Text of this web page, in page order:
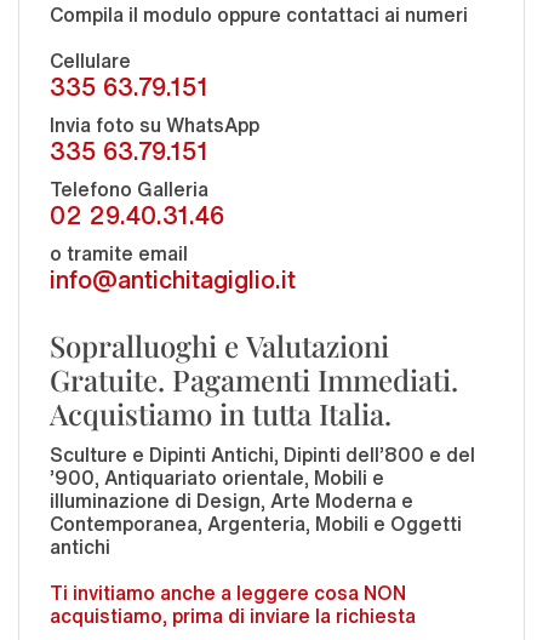
Compila il modulo oppure contattaci ai numeri
Cellulare
335 63.79.151
Invia foto su WhatsApp
335 63.79.151
Telefono Galleria
02 29.40.31.46
o tramite email
info@antichitagiglio.it
Sopralluoghi e Valutazioni
Gratuite. Pagamenti Immediati.
Acquistiamo in tutta Italia.
Sculture e Dipinti Antichi, Dipinti dell'800 e del
'900, Antiquariato orientale, Mobili e
illuminazione di Design, Arte Moderna e
Contemporanea, Argenteria, Mobili e Oggetti
antichi
Ti invitiamo anche a leggere cosa NON
acquistiamo, prima di inviare la richiesta